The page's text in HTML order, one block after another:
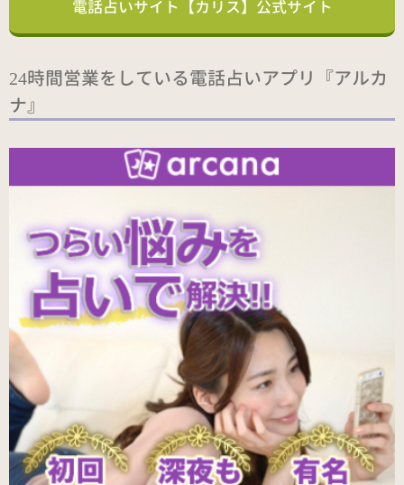
電話占いサイト【カリス】公式サイト
24時間営業をしている電話占いアプリ『アルカ
ナ』